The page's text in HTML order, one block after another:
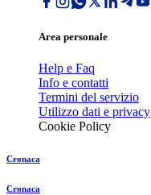
Area personale
Help e Faq
Info e contatti
Termini del servizio
Utilizzo dati e privacy
Cookie Policy
Cronaca
Cronaca